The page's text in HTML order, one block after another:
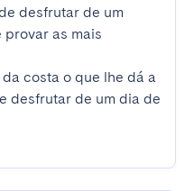
desfrutar de um
as mais
costa o que lhe dá a
desfrutar de um dia de